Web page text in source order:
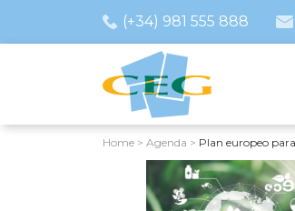
(+34) 981 555 888
Home >Agenda > Plan europeo